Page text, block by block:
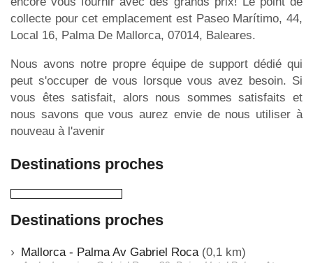
collecte pour cet emplacement est Paseo Marítimo, 44,
Local 16, Palma De Mallorca, 07014, Baleares.
Nous avons notre propre équipe de support dédié qui
peut s'occuper de vous lorsque vous avez besoin. Si
vous êtes satisfait, alors nous sommes satisfaits et
nous savons que vous aurez envie de nous utiliser à
nouveau à l'avenir
Destinations proches
Destinations proches
Mallorca - Palma Av Gabriel Roca (0,1 km)